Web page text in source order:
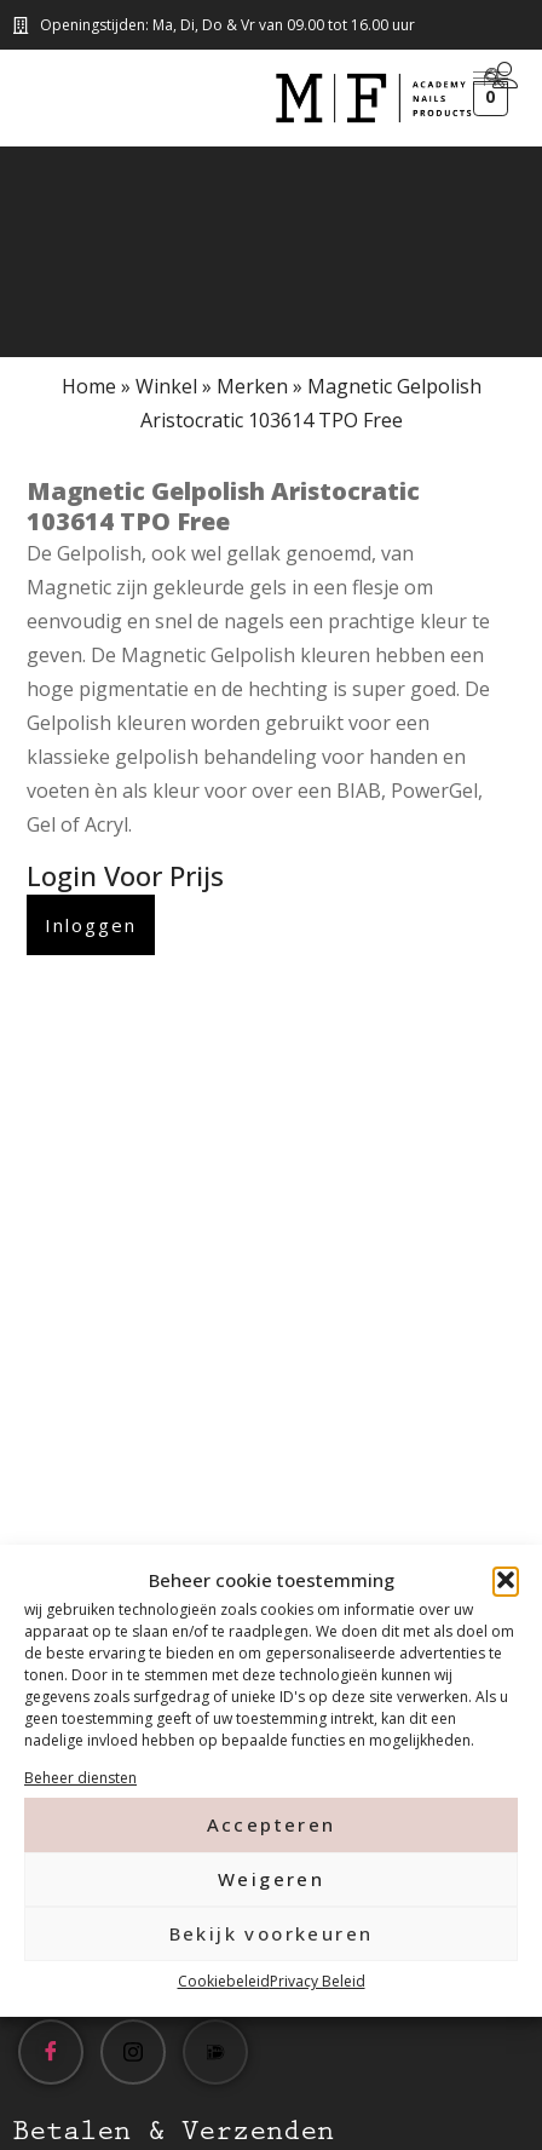
Beheer cookie toestemming
wij gebruiken technologieën zoals cookies om informatie over uw
apparaat op te slaan en/of te raadplegen. We doen dit met als doel om
de beste ervaring te bieden en om gepersonaliseerde advertenties te
tonen. Door in te stemmen met deze technologieën kunnen wij
gegevens zoals surfgedrag of unieke ID's op deze site verwerken. Als u
geen toestemming geeft of uw toestemming intrekt, kan dit een
nadelige invloed hebben op bepaalde functies en mogelijkheden.
Beheer diensten
Accepteren
Weigeren
Bekijk voorkeuren
CookiebeleidPrivacy Beleid
Openingstijden: Ma, Di, Do & Vr van 09.00 tot 16.00 uur
0
Home » Winkel » Merken » Magnetic Gelpolish
Aristocratic 103614 TPO Free
Magnetic Gelpolish Aristocratic
103614 TPO Free
De Gelpolish, ook wel gellak genoemd, van
Magnetic zijn gekleurde gels in een flesje om
eenvoudig en snel de nagels een prachtige kleur te
geven. De Magnetic Gelpolish kleuren hebben een
hoge pigmentatie en de hechting is super goed. De
Gelpolish kleuren worden gebruikt voor een
klassieke gelpolish behandeling voor handen en
voeten èn als kleur voor over een BIAB, PowerGel,
Gel of Acryl.
Login Voor Prijs
Inloggen
Contact
Tanthofdreef 7 2623 EW Delft
Betalen & Verzenden